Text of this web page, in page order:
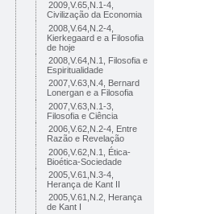
2009,V.65,N.1-4,
Civilização da Economia
2008,V.64,N.2-4,
Kierkegaard e a Filosofia
de hoje
2008,V.64,N.1, Filosofia e
Espiritualidade
2007,V.63,N.4, Bernard
Lonergan e a Filosofia
2007,V.63,N.1-3,
Filosofia e Ciência
2006,V.62,N.2-4, Entre
Razão e Revelação
2006,V.62,N.1, Ética-
Bioética-Sociedade
2005,V.61,N.3-4,
Herança de Kant II
2005,V.61,N.2, Herança
de Kant I